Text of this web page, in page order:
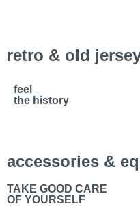
retro & old
feel
the history
accessories &
TAKE GOOD CARE
OF YOURSELF